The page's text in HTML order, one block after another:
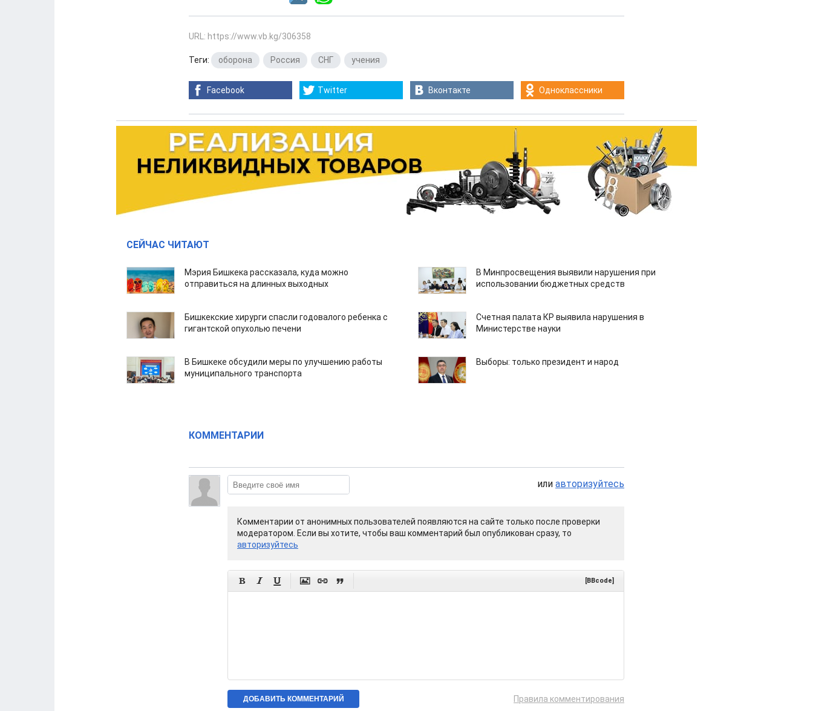
URL: https://www.vb.kg/306358
Теги: оборона Россия СНГ учения
Facebook Twitter Вконтакте Одноклассники
СЕЙЧАС ЧИТАЮТ
Мэрия Бишкека рассказала, куда можно
отправиться на длинных выходных
В Минпросвещения выявили нарушения при
использовании бюджетных средств
Бишкекские хирурги спасли годовалого ребенка с
гигантской опухолью печени
Счетная палата КР выявила нарушения в
Министерстве науки
В Бишкеке обсудили меры по улучшению работы
муниципального транспорта
Выборы: только президент и народ
КОММЕНТАРИИ
или авторизуйтесь
Комментарии от анонимных пользователей появляются на сайте только после проверки
модератором. Если вы хотите, чтобы ваш комментарий был опубликован сразу, то
авторизуйтесь
      [BBcode]
Правила комментирования